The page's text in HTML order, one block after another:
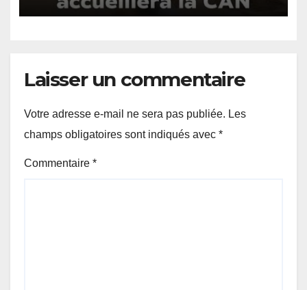
Laisser un commentaire
Votre adresse e-mail ne sera pas publiée. Les
champs obligatoires sont indiqués avec *
Commentaire *